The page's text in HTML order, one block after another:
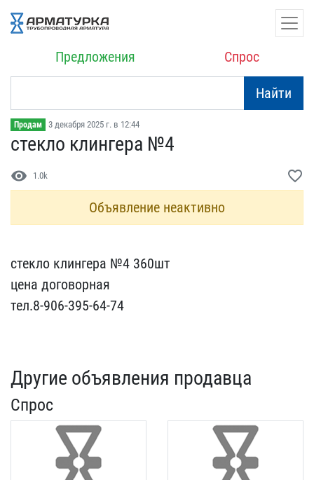
Предложения Спрос
Найти
Продам 3 декабря 2025 г. в 12:44
стекло клингера №4
visibility 1.0k
favorite_border
Объявление неактивно
стекло клингера №4 360шт​
цена договорная
тел.8​-906-395-64-74
Другие объявления продавца
Спрос